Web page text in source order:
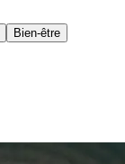
Bien-être